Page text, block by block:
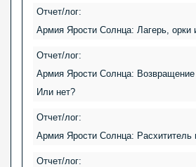
Отчет/лог:
Армия Ярости Солнца: Лагерь, орки
Отчет/лог:
Армия Ярости Солнца: Возвращение
Или нет?
Отчет/лог:
Армия Ярости Солнца: Расхититель
Отчет/лог: